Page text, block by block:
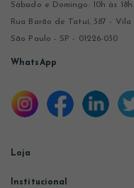
Sábado e Domingo: 10h às 18h
Rua Barão de Tatuí, 387 - Vila
São Paulo - SP - 01226-030
WhatsApp
Loja
Institucional